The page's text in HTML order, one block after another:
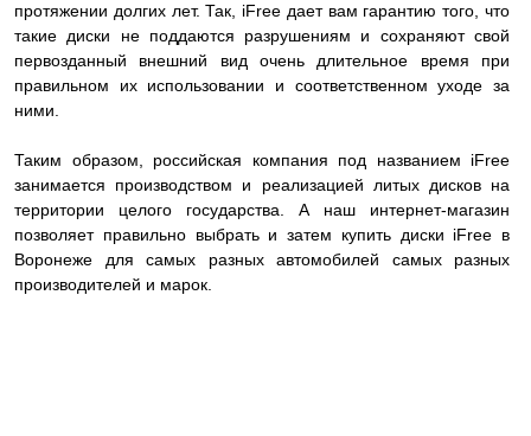
протяжении долгих лет. Так, iFree дает вам гарантию того, что
такие диски не поддаются разрушениям и сохраняют свой
первозданный внешний вид очень длительное время при
правильном их использовании и соответственном уходе за
ними.
Таким образом, российская компания под названием iFree
занимается производством и реализацией литых дисков на
территории целого государства. А наш интернет-магазин
позволяет правильно выбрать и затем купить диски iFree в
Воронеже для самых разных автомобилей самых разных
производителей и марок.